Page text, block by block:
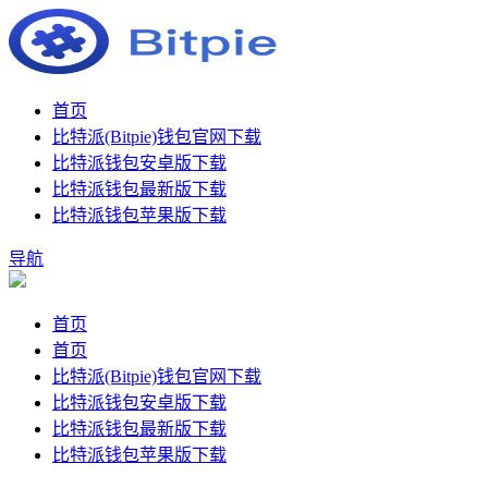
首页
比特派(Bitpie)钱包官网下载
比特派钱包安卓版下载
比特派钱包最新版下载
比特派钱包苹果版下载
导航
首页
首页
比特派(Bitpie)钱包官网下载
比特派钱包安卓版下载
比特派钱包最新版下载
比特派钱包苹果版下载